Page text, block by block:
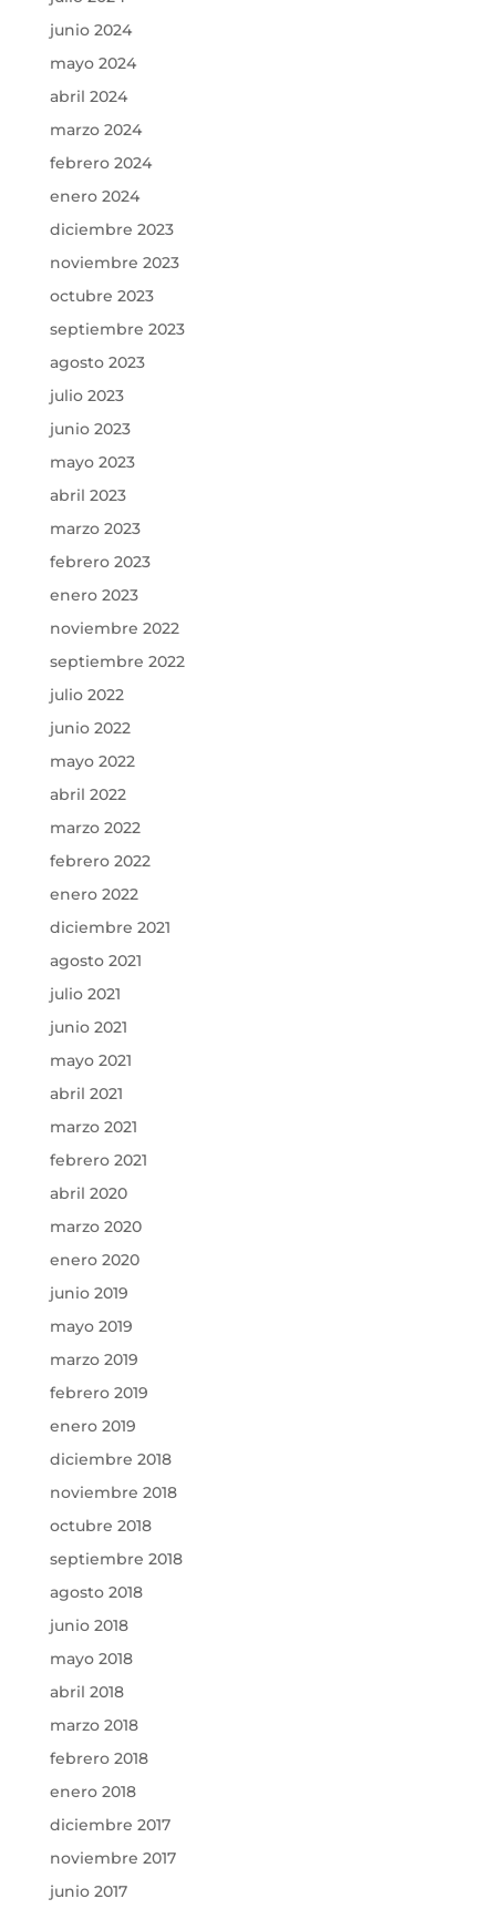
junio 2024
mayo 2024
abril 2024
marzo 2024
febrero 2024
enero 2024
diciembre 2023
noviembre 2023
octubre 2023
septiembre 2023
agosto 2023
julio 2023
junio 2023
mayo 2023
abril 2023
marzo 2023
febrero 2023
enero 2023
noviembre 2022
septiembre 2022
julio 2022
junio 2022
mayo 2022
abril 2022
marzo 2022
febrero 2022
enero 2022
diciembre 2021
agosto 2021
julio 2021
junio 2021
mayo 2021
abril 2021
marzo 2021
febrero 2021
abril 2020
marzo 2020
enero 2020
junio 2019
mayo 2019
marzo 2019
febrero 2019
enero 2019
diciembre 2018
noviembre 2018
octubre 2018
septiembre 2018
agosto 2018
junio 2018
mayo 2018
abril 2018
marzo 2018
febrero 2018
enero 2018
diciembre 2017
noviembre 2017
junio 2017